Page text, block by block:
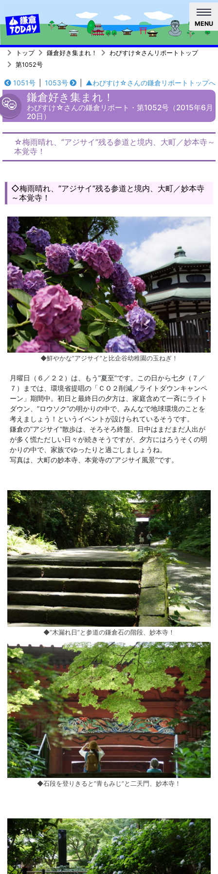
MENU
トップ 鎌倉好き集まれ！
わびすけ☆さんリポートトップ
第1052号
1051号 1053号 ▲わびすけ☆さんの鎌倉リポートトップへ
鎌倉好き集まれ！
わびすけ☆さんの鎌倉リポート・第1052号（2015年6月
20日）
☆梅雨晴れ、”アジサイ”残る参道と境内、大町／妙本寺～
本覚寺！
◇梅雨晴れ、”アジサイ”残る参道と境内、大町／妙本寺
～本覚寺！
◆鮮やかな”アジサイ”と比企谷幼稚園の玉ねぎ！
月曜日（６／２２）は、もう”夏至”です。この日から七夕（７／
７）までは、環境省提唱の「ＣＯ２削減／ライトダウンキャンペ
ーン」期間中。初日と最終日の夕方は、家庭含めて一斉にライト
ダウン、”ロウソク”の明かりの中で、みんなで地球環境のことを
考えましょう！というイベントが設けられているそうです。
鎌倉の”アジサイ”散歩は、そろそろ終盤、日中はまだまだ人出が
が多く慌ただしい日々が続きそうですが、夕方にはろうそくの明
かりの中で、家族でゆったりと過ごしましょうね。
写真は、大町の妙本寺、本覚寺の”アジサイ風景”です。
◆”木漏れ日”と参道の鎌倉石の階段、妙本寺！
◆石段を登りきると”青もみじ”と二天門、妙本寺！